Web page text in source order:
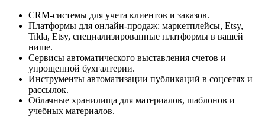
CRM-системы для учета клиентов и заказов.
Платформы для онлайн-продаж: маркетплейсы, Etsy,
Tilda, Etsy, специализированные платформы в вашей
нише.
Сервисы автоматического выставления счетов и
упрощенной бухгалтерии.
Инструменты автоматизации публикаций в соцсетях и
рассылок.
Облачные хранилища для материалов, шаблонов и
учебных материалов.